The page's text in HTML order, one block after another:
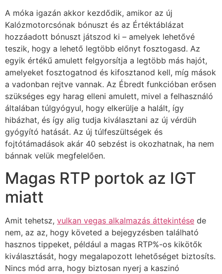
A móka igazán akkor kezdődik, amikor az új
Kalózmotorcsónak bónuszt és az Értéktáblázat
hozzáadott bónuszt játszod ki – amelyek lehetővé
teszik, hogy a lehető legtöbb előnyt fosztogasd. Az
egyik értékű amulett felgyorsítja a legtöbb más hajót,
amelyeket fosztogatnod és kifosztanod kell, míg mások
a vadonban rejtve vannak. Az Ébredt funkcióban erősen
szükséges egy harag elleni amulett, mivel a felhasználó
általában túlgyógyul, hogy elkerülje a halált, így
hibázhat, és így alig tudja kiválasztani az új vérdüh
gyógyító hatását. Az új túlfeszültségek és
fojtótámadások akár 40 sebzést is okozhatnak, ha nem
bánnak velük megfelelően.
Magas RTP portok az IGT
miatt
Amit tehetsz, vulkan vegas alkalmazás áttekintése de
nem, az az, hogy követed a bejegyzésben található
hasznos tippeket, például a magas RTP%-os kikötők
kiválasztását, hogy megalapozott lehetőséget biztosíts.
Nincs mód arra, hogy biztosan nyerj a kaszinó